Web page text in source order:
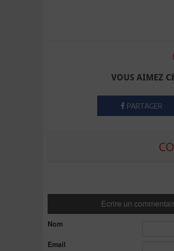
VOUS AIMEZ
PARTAGER
Ecrire un
Nom
Email